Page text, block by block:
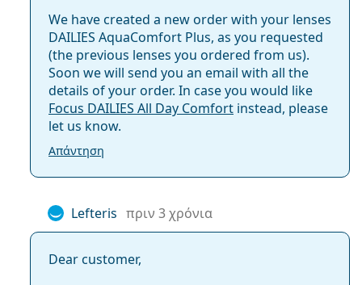
We have created a new order with your lenses
DAILIES AquaComfort Plus, as you requested
(the previous lenses you ordered from us).
Soon we will send you an email with all the
details of your order. In case you would like
Focus DAILIES All Day Comfort instead, please
let us know.
Απάντηση
Lefteris πριν 3 χρόνια
Dear customer,